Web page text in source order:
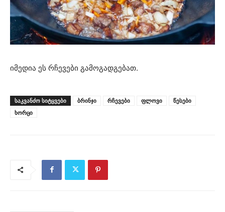
იმედია ეს რჩევები გამოგადგებათ.
ᲡᲐᲙᲕᲐᲜᲫᲝ ᲡᲘᲢᲧᲕᲔᲑᲘ ბრინჯი რჩევები ფლოვი
წესები
ხორცი